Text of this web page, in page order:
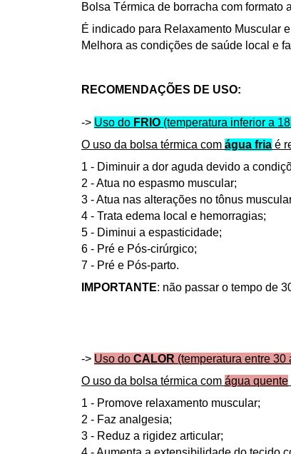
Bolsa Térmica de borracha com formato
É indicado para Relaxamento Muscular
Melhora as condições de saúde local e
RECOMENDAÇÕES DE USO:
-> Uso do FRIO (temperatura inferior a
O uso da bolsa térmica com água fria é
1 - Diminuir a dor aguda devido a
2 - Atua no espasmo muscular;
3 - Atua nas alterações no tônus
4 - Trata edema local e hemorragias;
5 - Diminui a espasticidade;
6 - Pré e Pós-cirúrgico;
7 - Pré e Pós-parto.
IMPORTANTE: não passar o tempo de
-> Uso do CALOR (temperatura entre 30
O uso da bolsa térmica com água quente
1 - Promove relaxamento muscular;
2 - Faz analgesia;
3 - Reduz a rigidez articular;